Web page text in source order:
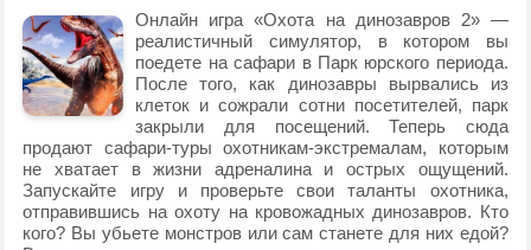
Онлайн игра «Охота на динозавров 2» —
реалистичный симулятор, в котором вы
поедете на сафари в Парк юрского периода.
После того, как динозавры вырвались из
клеток и сожрали сотни посетителей, парк
закрыли для посещений. Теперь сюда
продают сафари-туры охотникам-экстремалам, которым
не хватает в жизни адреналина и острых ощущений.
Запускайте игру и проверьте свои таланты охотника,
отправившись на охоту на кровожадных динозавров. Кто
кого? Вы убьете монстров или сам станете для них едой?